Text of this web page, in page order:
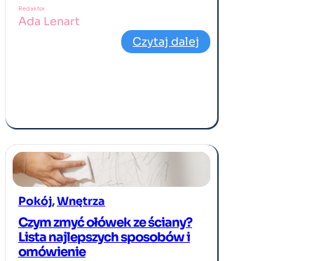
Redaktor
Ada Lenart
Czytaj dalej
Pokój, Wnętrza
Czym zmyć ołówek ze ściany?
Lista najlepszych sposobów i
omówienie